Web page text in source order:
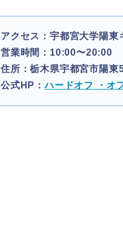
アクセス：宇都宮大学陽
営業時間：10:00〜20:00
住所：栃木県宇都宮市陽東
公式HP：ハードオフ ・オ